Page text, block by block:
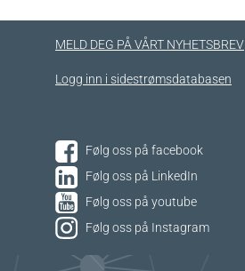
MELD DEG PÅ VÅRT NYHETSBREV
Logg inn i sidestrømsdatabasen
Følg oss på facebook
Følg oss på LinkedIn
Følg oss på youtube
Følg oss på Instagram